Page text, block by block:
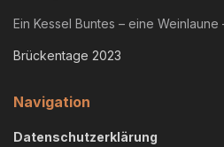
Ein Kessel Buntes – eine
Brückentage 2023
Navigation
Datenschutzerklärung